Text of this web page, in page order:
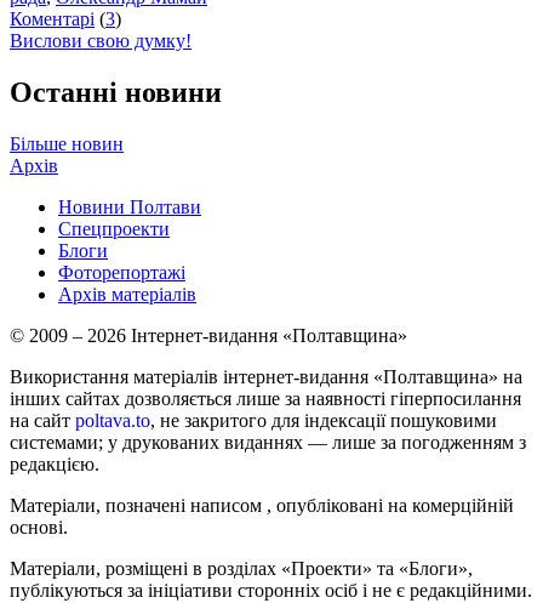
Коментарі (3)
Вислови свою думку!
Останні новини
Більше новин
Архів
Новини Полтави
Спецпроекти
Блоги
Фоторепортажі
Архів матеріалів
© 2009 – 2026 Інтернет-видання «Полтавщина»
Використання матеріалів інтернет-видання «Полтавщина» на
інших сайтах дозволяється лише за наявності гіперпосилання
на сайт poltava.to, не закритого для індексації пошуковими
системами; у друкованих виданнях — лише за погодженням з
редакцією.
Матеріали, позначені написом , опубліковані на комерційній
основі.
Матеріали, розміщені в розділах «Проекти» та «Блоги»,
публікуються за ініціативи сторонніх осіб і не є редакційними.